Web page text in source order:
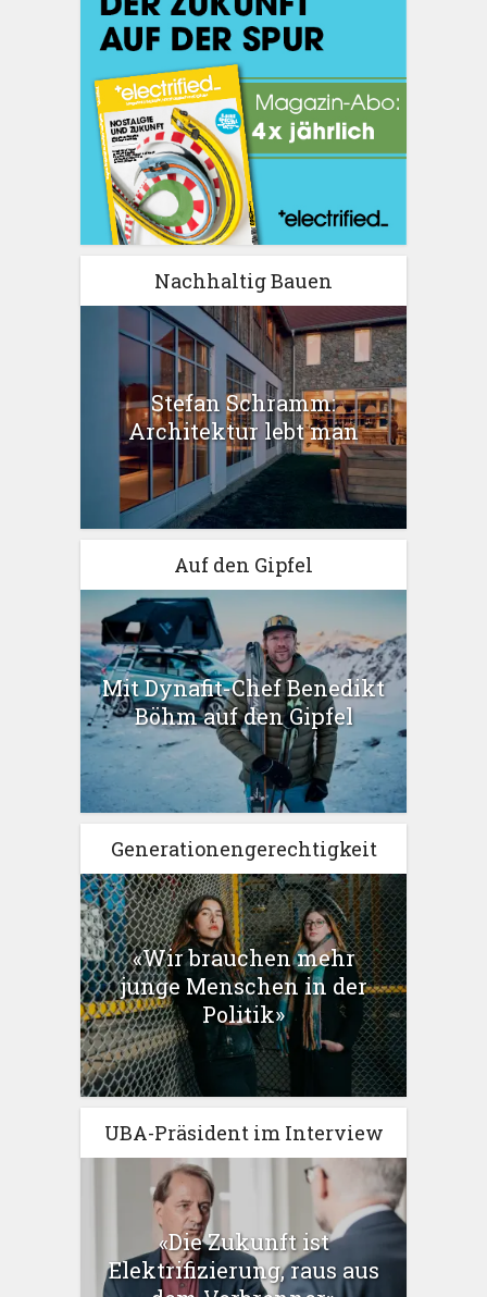
Nachhaltig Bauen
Stefan Schramm:
Architektur lebt man
Auf den Gipfel
Mit Dynafit-Chef Benedikt
Böhm auf den Gipfel
Generationengerechtigkeit
«Wir brauchen mehr
junge Menschen in der
Politik»
UBA-Präsident im Interview
«Die Zukunft ist
Elektrifizierung, raus aus